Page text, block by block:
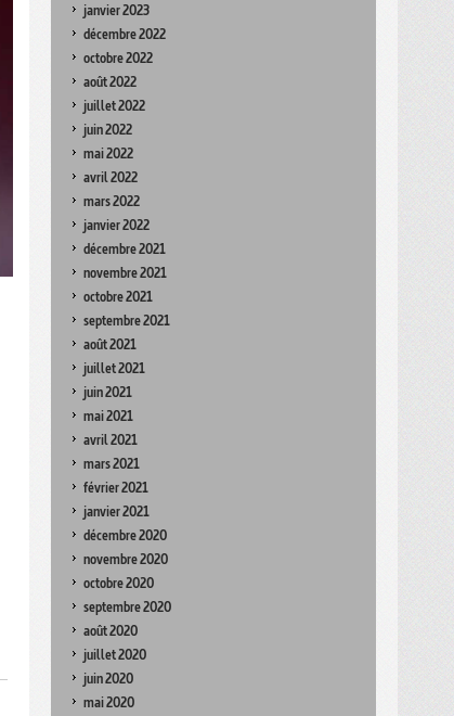
janvier 2023
décembre 2022
octobre 2022
août 2022
juillet 2022
juin 2022
mai 2022
avril 2022
mars 2022
janvier 2022
décembre 2021
novembre 2021
octobre 2021
septembre 2021
août 2021
juillet 2021
juin 2021
mai 2021
avril 2021
mars 2021
février 2021
janvier 2021
décembre 2020
novembre 2020
octobre 2020
septembre 2020
août 2020
juillet 2020
juin 2020
mai 2020